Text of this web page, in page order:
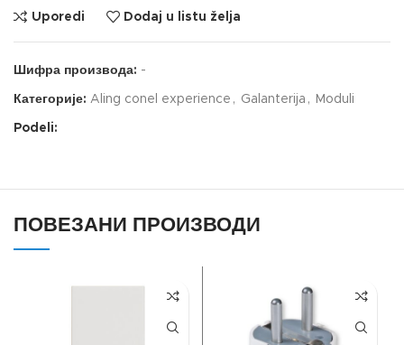
Uporedi Dodaj u listu želja
Шифра производа: -
Категорије: Aling conel experience , Galanterija , Moduli
Podeli:
ПОВЕЗАНИ ПРОИЗВОДИ